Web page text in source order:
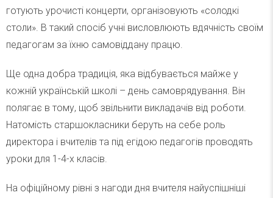
готують урочисті концерти, організовують «солодкі
столи». В такий спосіб учні висловлюють вдячність своїм
педагогам за їхню самовіддану працю.
Ще одна добра традиція, яка відбувається майже у
кожній українській школі – день самоврядування. Він
полягає в тому, щоб звільнити викладачів від роботи.
Натомість старшокласники беруть на себе роль
директора і вчителів та під егідою педагогів проводять
уроки для 1-4-х класів.
На офіційному рівні з нагоди дня вчителя найуспішніші